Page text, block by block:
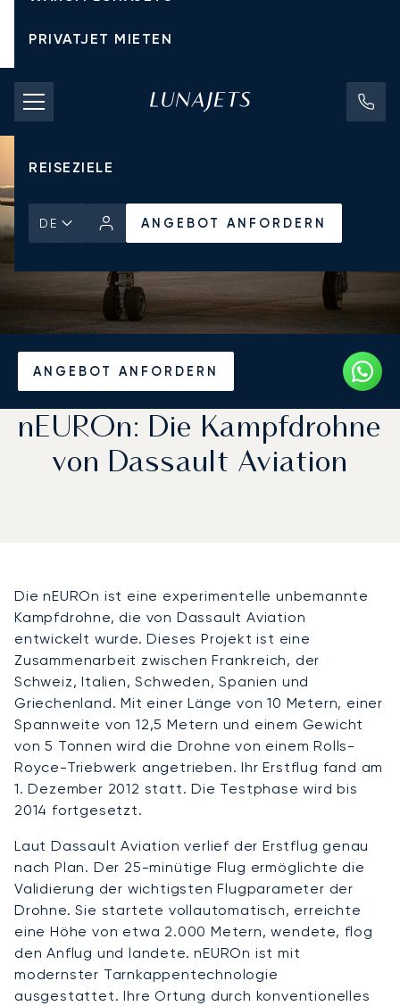
PRIVATJET MIETEN
CHARTERPREISE
PRIVATJETS
REISEZIELE
DE ANGEBOT ANFORDERN
ANGEBOT ANFORDERN
nEUROn: Die Kampfdrohne
von Dassault Aviation
Die nEUROn ist eine experimentelle unbemannte
Kampfdrohne, die von Dassault Aviation
entwickelt wurde. Dieses Projekt ist eine
Zusammenarbeit zwischen Frankreich, der
Schweiz, Italien, Schweden, Spanien und
Griechenland. Mit einer Länge von 10 Metern, einer
Spannweite von 12,5 Metern und einem Gewicht
von 5 Tonnen wird die Drohne von einem Rolls-
Royce-Triebwerk angetrieben. Ihr Erstflug fand am
1. Dezember 2012 statt. Die Testphase wird bis
2014 fortgesetzt.
Laut Dassault Aviation verlief der Erstflug genau
nach Plan. Der 25-minütige Flug ermöglichte die
Validierung der wichtigsten Flugparameter der
Drohne. Sie startete vollautomatisch, erreichte
eine Höhe von etwa 2.000 Metern, wendete, flog
den Anflug und landete. nEUROn ist mit
modernster Tarnkappentechnologie
ausgestattet. Ihre Ortung durch konventionelles